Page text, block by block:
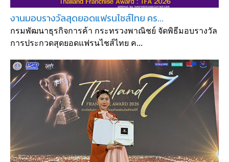
งานมอบรางวัลสุดยอดแฟรนไชส์ไทย คร...
กรมพัฒนาธุรกิจการค้า กระทรวงพาณิชย์ จัดพิธีมอบรางวัล
การประกวดสุดยอดแฟรนไชส์ไทย ค...